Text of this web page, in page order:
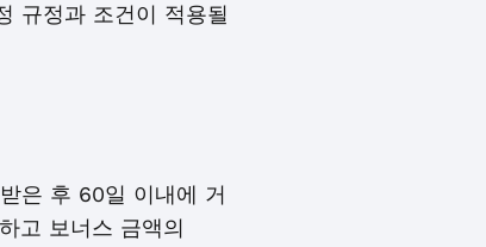
규정과 조건이 적용될
은 후 60일 이내에 거
고 보너스 금액의